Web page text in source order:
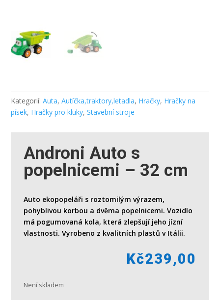
Kategorií:Auta,Autíčka,traktory,letadla, Hračky, Hračky na
písek, Hračky pro kluky,Stavební stroje
Androni Auto s
popelnicemi – 32 cm
Auto ekopopeláři s roztomilým výrazem,
pohyblivou korbou a dvěma popelnicemi. Vozidlo
má pogumovaná kola, která zlepšují jeho jízní
vlastnosti. Vyrobeno z kvalitních plastů v Itálii.
Kč239,00
Není skladem